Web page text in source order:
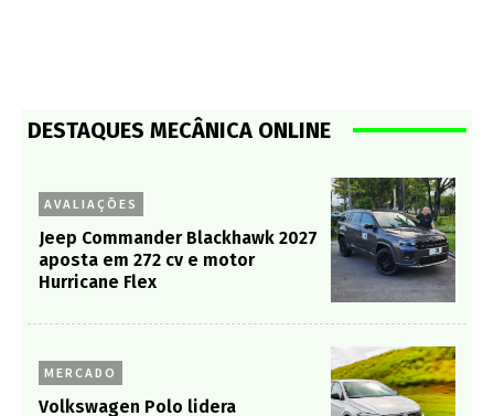
DESTAQUES MECÂNICA ONLINE
AVALIAÇÕES
Jeep Commander Blackhawk 2027
aposta em 272 cv e motor
Hurricane Flex
MERCADO
Volkswagen Polo lidera